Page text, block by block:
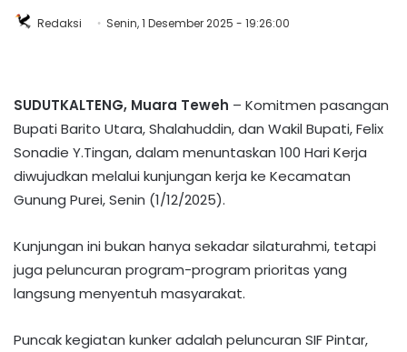
Redaksi Senin, 1 Desember 2025 - 19:26:00
SUDUTKALTENG, Muara Teweh – Komitmen pasangan
Bupati Barito Utara, Shalahuddin, dan Wakil Bupati, Felix
Sonadie Y.Tingan, dalam menuntaskan 100 Hari Kerja
diwujudkan melalui kunjungan kerja ke Kecamatan
Gunung Purei, Senin (1/12/2025).
Kunjungan ini bukan hanya sekadar silaturahmi, tetapi
juga peluncuran program-program prioritas yang
langsung menyentuh masyarakat.
Puncak kegiatan kunker adalah peluncuran SIF Pintar,